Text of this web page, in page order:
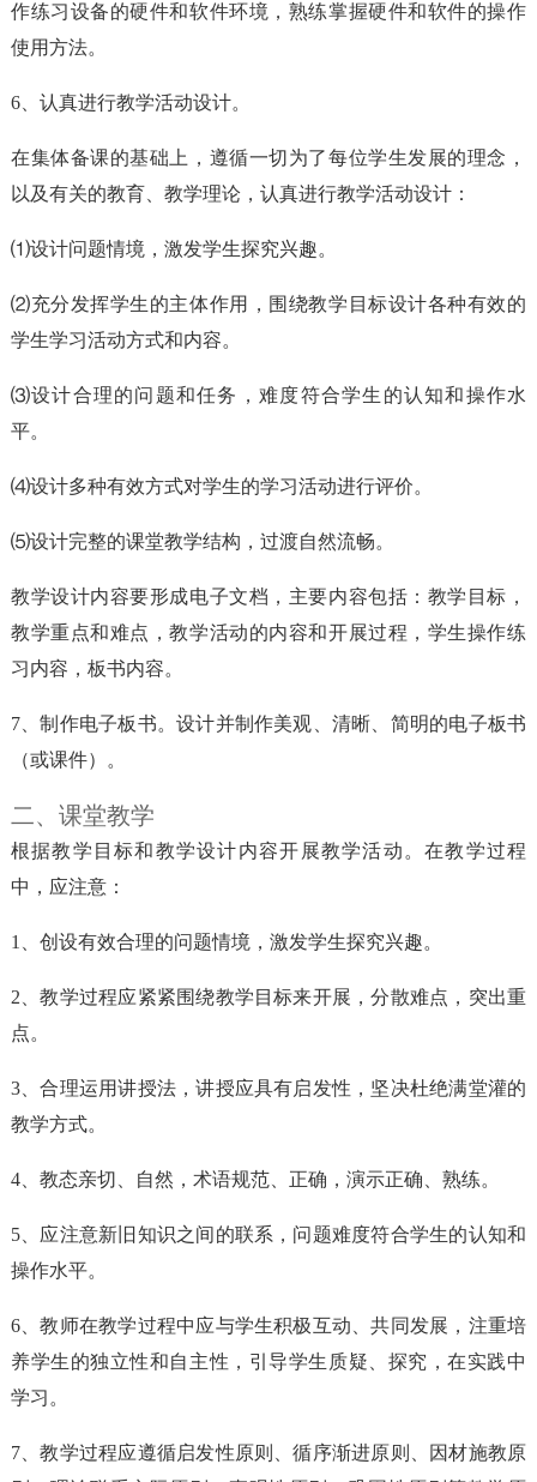
作练习设备的硬件和软件环境，熟练掌握硬件和软件的操作
使用方法。
6、认真进行教学活动设计。
在集体备课的基础上，遵循一切为了每位学生发展的理念，
以及有关的教育、教学理论，认真进行教学活动设计：
⑴设计问题情境，激发学生探究兴趣。
⑵充分发挥学生的主体作用，围绕教学目标设计各种有效的
学生学习活动方式和内容。
⑶设计合理的问题和任务，难度符合学生的认知和操作水
平。
⑷设计多种有效方式对学生的学习活动进行评价。
⑸设计完整的课堂教学结构，过渡自然流畅。
教学设计内容要形成电子文档，主要内容包括：教学目标，
教学重点和难点，教学活动的内容和开展过程，学生操作练
习内容，板书内容。
7、制作电子板书。设计并制作美观、清晰、简明的电子板书
（或课件）。
二、课堂教学
根据教学目标和教学设计内容开展教学活动。在教学过程
中，应注意：
1、创设有效合理的问题情境，激发学生探究兴趣。
2、教学过程应紧紧围绕教学目标来开展，分散难点，突出重
点。
3、合理运用讲授法，讲授应具有启发性，坚决杜绝满堂灌的
教学方式。
4、教态亲切、自然，术语规范、正确，演示正确、熟练。
5、应注意新旧知识之间的联系，问题难度符合学生的认知和
操作水平。
6、教师在教学过程中应与学生积极互动、共同发展，注重培
养学生的独立性和自主性，引导学生质疑、探究，在实践中
学习。
7、教学过程应遵循启发性原则、循序渐进原则、因材施教原